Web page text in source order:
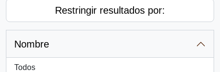
Restringir resultados por:
Nombre
Todos